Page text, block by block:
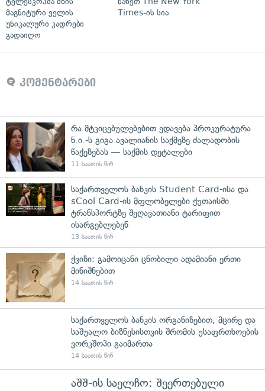
მაგნიტური ველის
უნიკალური კადრები
გადაიღო
Times-ის სია
კომენტარები
რა მტკიცებულებებით ედავება პროკურატურა
ნ.ი.-ს გიგა ავალიანის საქმეზე ძალადობის
წაქეზებას — საქმის დეტალები
11 საათის წინ
საქართველოს ბანკის Student Card-ისა და
sCool Card-ის მფლობელები ქუთაისში
ტრანსპორტზე შეღავათიანი ტარიფით
ისარგებლებენ
13 საათის წინ
ქვიზი: გამოიცანი ცნობილი ადამიანი ერთი
მინიშნებით
14 საათის წინ
საქართველოს ბანკის ორგანიზებით, მცირე და
საშუალო ბიზნესისთვის შრომის უსაფრთხოების
ვორკშოპი გაიმართა
14 საათის წინ
აშშ-ის საელჩო: შეერთებული